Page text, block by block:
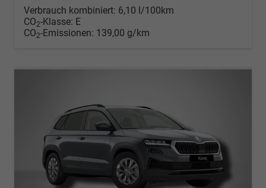
Verbrauch kombiniert: 6,10 l/100km
CO2-Klasse: E
CO2-Emissionen: 139,00 g/km